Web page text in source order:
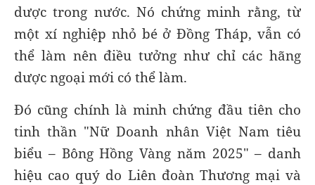
dược trong nước. Nó chứng minh rằng, từ
một xí nghiệp nhỏ bé ở Đồng Tháp, vẫn có
thể làm nên điều tưởng như chỉ các hãng
dược ngoại mới có thể làm.
Đó cũng chính là minh chứng đầu tiên cho
tinh thần "Nữ Doanh nhân Việt Nam tiêu
biểu – Bông Hồng Vàng năm 2025" – danh
hiệu cao quý do Liên đoàn Thương mại và